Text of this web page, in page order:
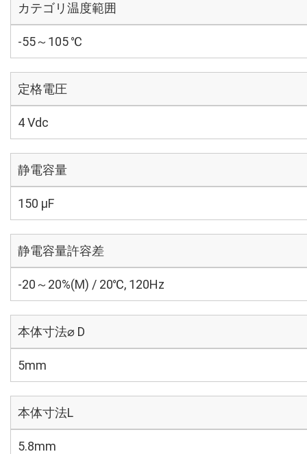
カテゴリ温度範囲
-55～105 ℃
定格電圧
4 Vdc
静電容量
150 µF
静電容量許容差
-20～20%(M) / 20℃, 120Hz
本体寸法⌀ D
5mm
本体寸法L
5.8mm